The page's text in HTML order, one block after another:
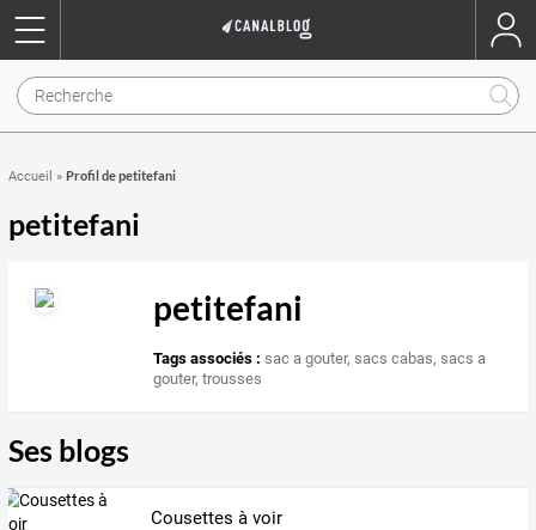
Accueil » Profil de petitefani
petitefani
petitefani
Tags associés : sac a gouter,sacs cabas,sacs a
gouter,trousses
Ses blogs
Cousettes à voir